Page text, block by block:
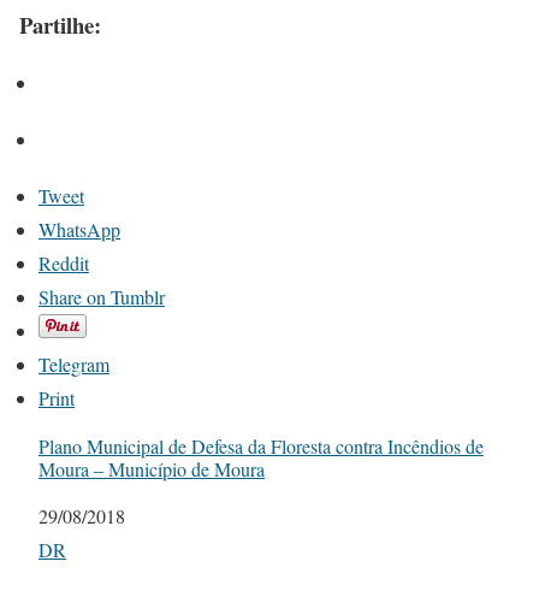
Partilhe:
Tweet
WhatsApp
Reddit
Share on Tumblr
Telegram
Print
Plano Municipal de Defesa da Floresta contra Incêndios de
Moura – Município de Moura
Date
29/08/2018
In relation to
DR